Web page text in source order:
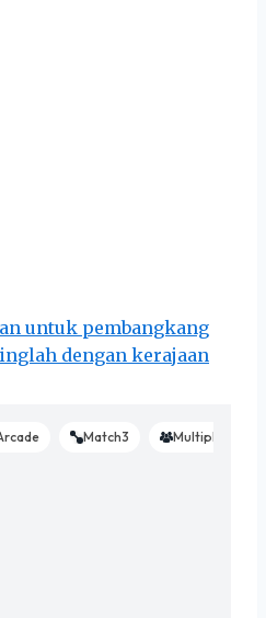
untuk pembangkang
dengan kerajaan